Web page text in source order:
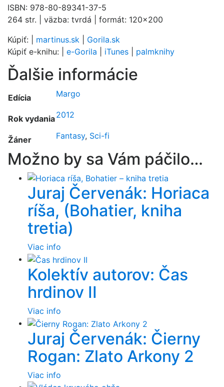
ISBN: 978-80-89341-37-5
264 str. | väzba: tvrdá | formát: 120×200
Kúpiť: | martinus.sk
Gorila.sk
Kúpiť e-knihu: | e-Gorila iTunes palmknihy
Ďalšie informácie
Edícia Margo
Rok vydania2012
Žáner Fantasy, Sci-fi
Možno by sa Vám páčilo…
Juraj Červenák: Horiaca
ríša, (Bohatier, kniha
tretia)
Viac info
Kolektív autorov: Čas
hrdinov II
Viac info
Juraj Červenák: Čierny
Rogan: Zlato Arkony 2
Viac info